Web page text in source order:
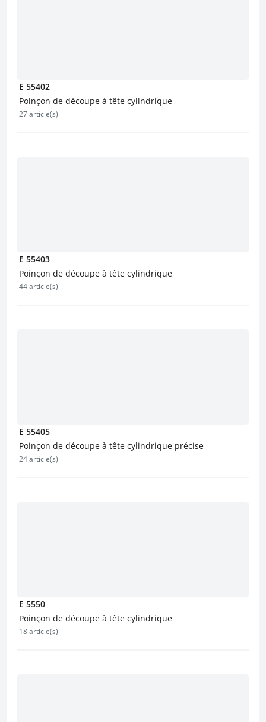
E 55402
Poinçon de découpe à tête cylindrique
27 article(s)
E 55403
Poinçon de découpe à tête cylindrique
44 article(s)
E 55405
Poinçon de découpe à tête cylindrique précise
24 article(s)
E 5550
Poinçon de découpe à tête cylindrique
18 article(s)